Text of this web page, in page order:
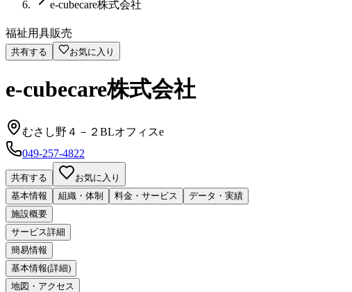
e-cubecare株式会社
福祉用具販売
共有する お気に入り
e-cubecare株式会社
むさし野４－２BLオフィスe
049-257-4822
共有する
お気に入り
基本情報
組織・体制 料金・サービス
データ・実績
施設概要
サービス詳細
簡易情報
基本情報(詳細)
地図・アクセス